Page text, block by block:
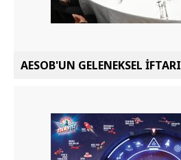
AESOB'UN GELENEKSEL İFTARI